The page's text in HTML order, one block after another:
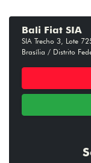
Bali Fiat SIA
SIA Trecho 3, Lote
Brasília / Distrito